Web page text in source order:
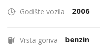
Godište vozila 2006
Vrsta goriva benzin